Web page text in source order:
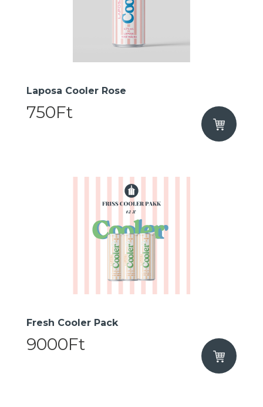
Laposa Cooler Rose
750Ft
Fresh Cooler Pack
9000Ft